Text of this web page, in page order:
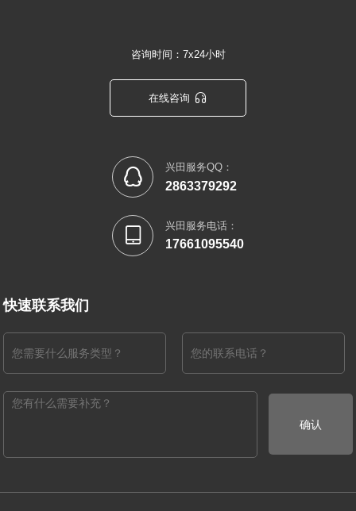
咨询时间：7x24小时
在线咨询 
 兴田服务QQ：
2863379292
 兴田服务电话：
17661095540
快速联系我们
确认